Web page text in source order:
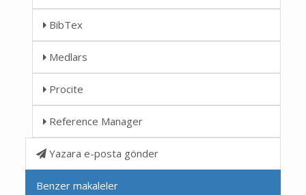
BibTex
Medlars
Procite
Reference Manager
Yazara e-posta gönder
Benzer makaleler